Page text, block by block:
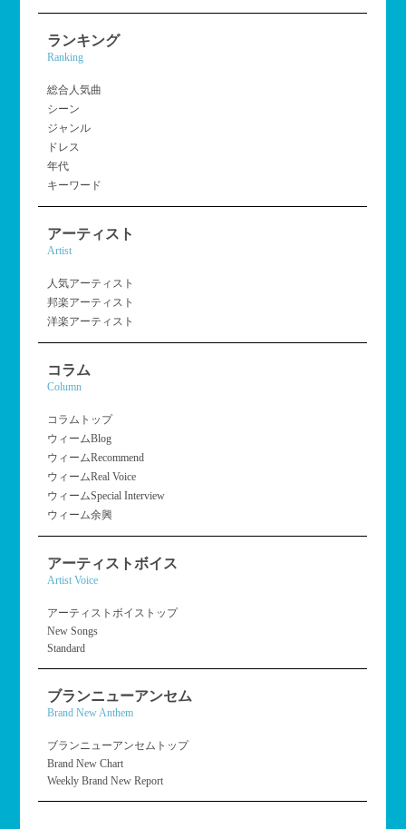
ランキング
Ranking
総合人気曲
シーン
ジャンル
ドレス
年代
キーワード
アーティスト
Artist
人気アーティスト
邦楽アーティスト
洋楽アーティスト
コラム
Column
コラムトップ
ウィームBlog
ウィームRecommend
ウィームReal Voice
ウィームSpecial Interview
ウィーム余興
アーティストボイス
Artist Voice
アーティストボイストップ
New Songs
Standard
ブランニューアンセム
Brand New Anthem
ブランニューアンセムトップ
Brand New Chart
Weekly Brand New Report